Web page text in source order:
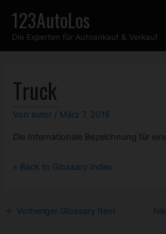
Inhalt
springen
123AutoLos
Die Experten für Autoankauf & Verkauf
Truck
Von autor / März 7, 2016
Die Internationale Bezeichnung für
« Back to Glossary Index
Post
← Vorheriger Glossary Item